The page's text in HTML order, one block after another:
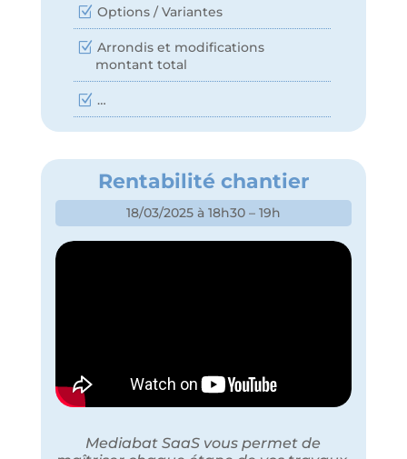
Options / Variantes
Arrondis et modifications
montant total
…
Rentabilité chantier
18/03/2025 à 18h30 – 19h
Mediabat SaaS vous permet de